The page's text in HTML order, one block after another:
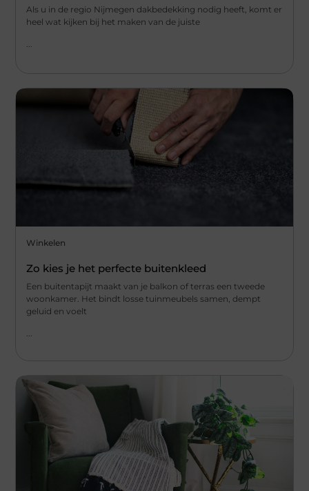
Als u in de regio Nijmegen dakbedekking nodig heeft, komt er
heel wat kijken bij het maken van de juiste
...
Winkelen
Zo kies je het perfecte buitenkleed
Een buitentapijt maakt van je balkon of terras een tweede
woonkamer. Het bindt losse tuinmeubels samen, dempt
geluid en voelt
...